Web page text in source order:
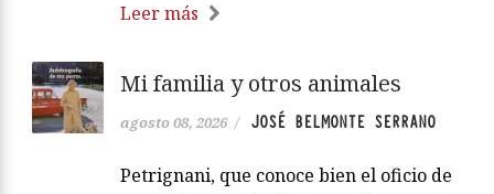
Leer más
Mi familia y otros animales
agosto 08, 2026 / JOSÉ BELMONTE SERRANO
Petrignani, que conoce bien el oficio de